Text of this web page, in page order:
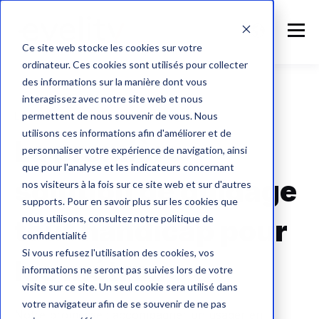
Ce site web stocke les cookies sur votre
ordinateur. Ces cookies sont utilisés pour collecter
des informations sur la manière dont vous
interagissez avec notre site web et nous
permettent de nous souvenir de vous. Nous
utilisons ces informations afin d'améliorer et de
personnaliser votre expérience de navigation, ainsi
que pour l'analyse et les indicateurs concernant
nos visiteurs à la fois sur ce site web et sur d'autres
supports. Pour en savoir plus sur les cookies que
nous utilisons, consultez notre politique de
confidentialité
Si vous refusez l'utilisation des cookies, vos
informations ne seront pas suivies lors de votre
visite sur ce site. Un seul cookie sera utilisé dans
votre navigateur afin de se souvenir de ne pas
Le futur de l'accessibilité
La première
solution de guidage
tout handicap pour
les métros
Notre promesse : accompagner un usager en